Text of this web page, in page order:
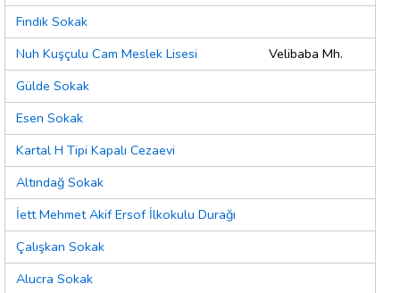
Fındık Sokak
Nuh Kuşçulu Cam Meslek Lisesi
Velibaba Mh.
Gülde Sokak
Esen Sokak
Kartal H Tipi Kapalı Cezaevi
Altındağ Sokak
İett Mehmet Akif Ersof İlkokulu Durağı
Çalışkan Sokak
Alucra Sokak